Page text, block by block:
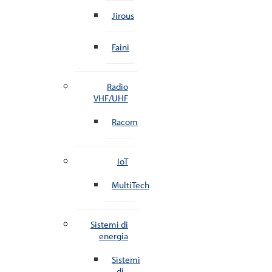
Jirous
Faini
Radio
VHF/UHF
Racom
IoT
MultiTech
Sistemi di
energia
Sistemi